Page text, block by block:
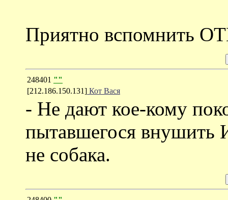
Приятно вспомнить
248401 ""
[212.186.150.131] Кот Вася
- Не дают кое-кому
пытавшегося внушить
не собака.